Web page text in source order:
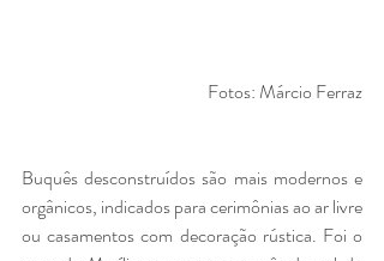
Fotos: Márcio Ferraz
Buquês desconstruídos são mais modernos e
orgânicos, indicados para cerimônias ao ar livre
ou casamentos com decoração rústica. Foi o